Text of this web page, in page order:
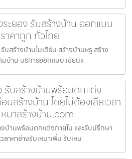
ะยอง รับสร้างบ้าน ออกแบบ
าคาถูก ทั่วไทย
บสร้างบ้านโมเดิร์น สร้างบ้านหรู สร้าง
มบ้าน บริการออกแบบ เขียนแ
รับสร้างบ้านพร้อมตกแต่ง
สร้างบ้าน โดยไม่ต้องเสียเวลา
มาสร้างบ้าน.com
บ้านพร้อมตกแต่งภายใน และรับปรึกษา
าหาช่างรับเหมาเพิ่ม รับเหม